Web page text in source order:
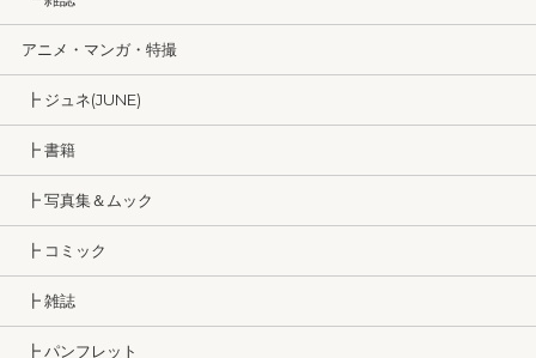
アニメ・マンガ・特撮
┣ ジュネ(JUNE)
┣ 書籍
┣ 写真集＆ムック
┣ コミック
┣ 雑誌
┣ パンフレット